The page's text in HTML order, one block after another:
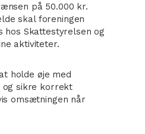
på 50.000 kr.
skal foreningen
hos Skattestyrelsen og
aktiviteter.
holde øje med
og sikre korrekt
omsætningen når